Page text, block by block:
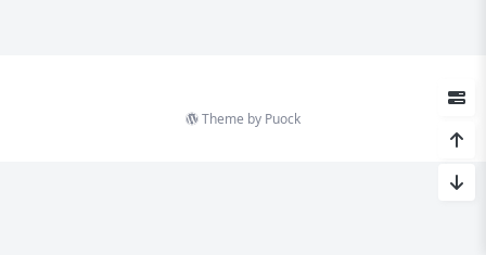
Theme by Puock